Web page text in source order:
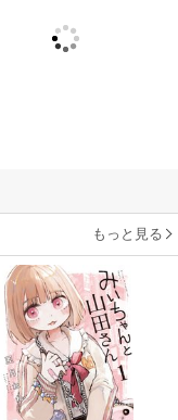
もっと見る